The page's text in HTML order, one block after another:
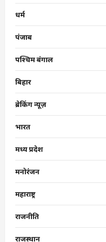
धर्म
पंजाब
पश्चिम बंगाल
बिहार
ब्रेकिंग न्यूज़
भारत
मध्य प्रदेश
मनोरंजन
महाराष्ट्र
राजनीति
राजस्थान